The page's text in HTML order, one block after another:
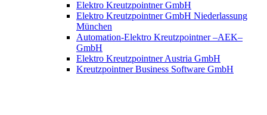
Elektro Kreutzpointner GmbH
Elektro Kreutzpointner GmbH Niederlassung
München
Automation-Elektro Kreutzpointner –AEK–
GmbH
Elektro Kreutzpointner Austria GmbH
Kreutzpointner Business Software GmbH